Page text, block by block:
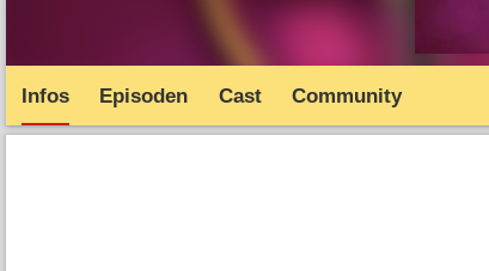
Infos Episoden Cast Community